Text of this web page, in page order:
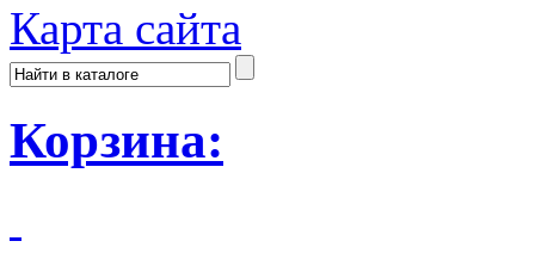
Карта сайта
Корзина: